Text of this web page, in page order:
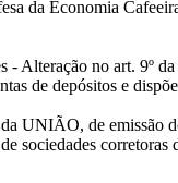
da Economia
Alteração no art. 9º
de depósitos e
da UNIÃO, de
sociedades